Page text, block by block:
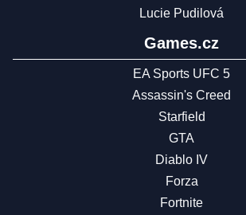
Lucie Pudilová
Games.cz
EA Sports UFC 5
Assassin's Creed
Starfield
GTA
Diablo IV
Forza
Fortnite